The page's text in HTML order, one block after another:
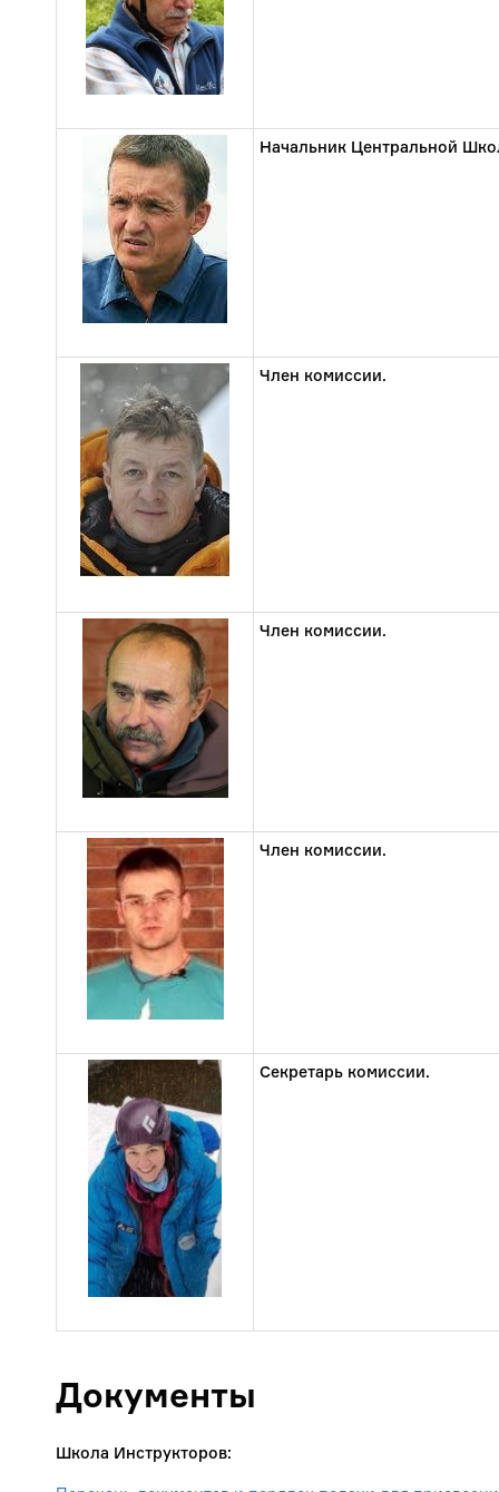
Начальник Центральной
Член комиссии.
Член комиссии.
Член комиссии.
Секретарь комиссии.
Документы
Школа Инструкторов: